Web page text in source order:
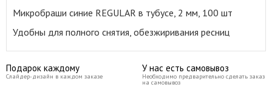
Микробраши синие REGULAR в тубусе, 2 мм, 100 шт
Удобны для полного снятия, обезжиривания ресниц
Подарок каждому
Слайдер-дизайн в каждом заказе
У нас есть самовывоз
Необходимо предварительно сделать заказ
на самовывоз